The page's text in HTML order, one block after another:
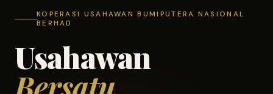
KOPERASI USAHAWAN BUMIPUTERA NASIONAL
BERHAD
Usahawan
Bersatu.